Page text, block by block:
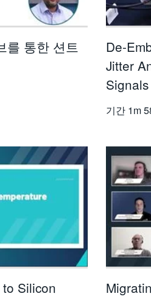
를 통한 션트
De-
Jitter
Signals
기간 1m
Silicon